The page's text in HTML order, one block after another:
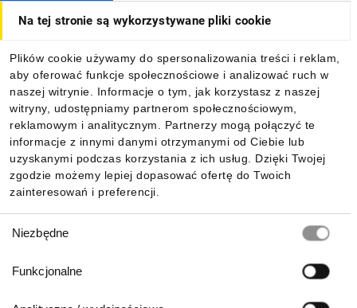
Na tej stronie są wykorzystywane pliki cookie
Plików cookie używamy do spersonalizowania treści i reklam,
aby oferować funkcje społecznościowe i analizować ruch w
naszej witrynie. Informacje o tym, jak korzystasz z naszej
witryny, udostępniamy partnerom społecznościowym,
reklamowym i analitycznym. Partnerzy mogą połączyć te
informacje z innymi danymi otrzymanymi od Ciebie lub
uzyskanymi podczas korzystania z ich usług. Dzięki Twojej
zgodzie możemy lepiej dopasować ofertę do Twoich
zainteresowań i preferencji.
zgody
Niezbędne
Funkcjonalne
Informacje
Pobierz naszą aplikację mobilną: